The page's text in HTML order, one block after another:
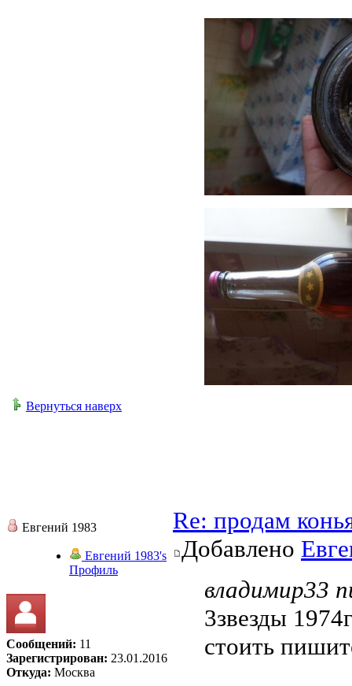
Вернуться наверх
Евгений 1983
Евгений 1983's
Профиль
Сообщений: 11
Зарегистрирован: 23.01.2016
Откуда: Москва
Re: продам
Добавлено
владимир33
3звезды
стоить